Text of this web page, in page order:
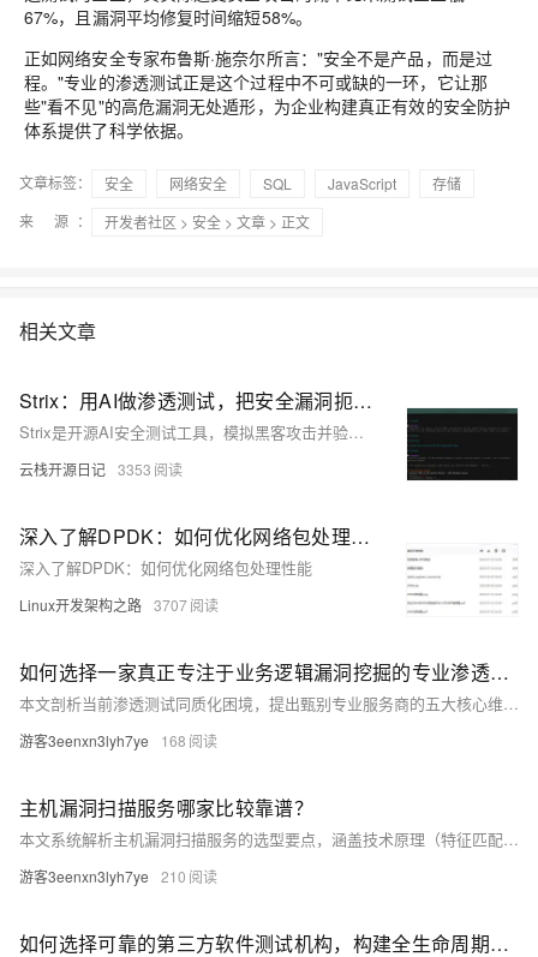
67%，且漏洞平均修复时间缩短58%。
正如网络安全专家布鲁斯·施奈尔所言："安全不是产品，而是过
程。"专业的渗透测试正是这个过程中不可或缺的一环，它让那
些"看不见"的高危漏洞无处遁形，为企业构建真正有效的安全防护
体系提供了科学依据。
文章标签： 安全 网络安全 SQL JavaScript
存储
来 源：
开发者社区 > 安全 > 文章 > 正文
相关文章
Strix：用AI做渗透测试，把安全漏洞扼杀在开发阶段
Strix是开源AI安全测试工具，模拟黑客攻击并验证真实漏洞，支持代码与环境协同扫描，误报率低，可集成CI/CD，将数周渗透测试压缩至几小时，助力开发与安全团队高效发现风险。
云栈开源日记 3353
深入了解DPDK：如何优化网络包处理性能（上）
深入了解DPDK：如何优化网络包处理性能
Linux开发架构之路 3707
如何选择一家真正专注于业务逻辑漏洞挖掘的专业渗透测试服务公司
本文剖析当前渗透测试同质化困境，提出甄别专业服务商的五大核心维度：目标导向规划、业务逻辑深度挖掘、攻防对抗闭环验证、根因分析与安全赋能、发现未知风险能力，并提供可落地的选型指南与实践方案。（239字）
游客3eenxn3lyh7ye 168
主机漏洞扫描服务哪家比较靠谱？
本文系统解析主机漏洞扫描服务的选型要点，涵盖技术原理（特征匹配、端口指纹、漏洞利用）、服务范围（Web/主机/数据库/OS）、标准化流程（准备→扫描→报告→回归测试）及五大评估维度：技术参数、流程规范性、合规资质、适用性与误报控制，助力企业科学甄别可靠服务商。（239字）
游客3eenxn3lyh7ye 210
如何选择可靠的第三方软件测试机构，构建全生命周期的软件安全防线